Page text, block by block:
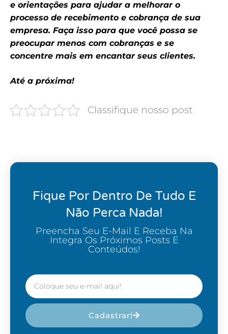
e orientações para ajudar a melhorar o
processo de recebimento e cobrança de sua
empresa. Faça isso para que você possa se
preocupar menos com cobranças e se
concentre mais em encantar seus clientes.
Até a próxima!
Classifique nosso post
Fique Por Dentro De Tudo E
Não Perca Nada!
Preencha Seu E-Mail E Receba Na
Integra Os Próximos Posts E
Conteúdos!
Cadastrar!